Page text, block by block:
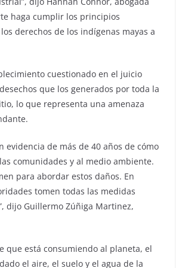
haga cumplir los principios
derechos de los indígenas mayas a
cuestionado en el juicio
que los generados por toda la
lo que representa una amenaza
evidencia de más de 40 años de cómo
comunidades y al medio ambiente.
para abordar estos daños. En
tomen todas las medidas
dijo Guillermo Zúñiga Martinez,
que está consumiendo al planeta, el
el aire, el suelo y el agua de la